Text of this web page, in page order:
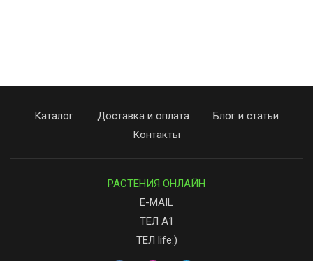
Каталог Доставка и оплата
Блог и статьи
Контакты
РАСТЕНИЯ ОНЛАЙН
E-MAIL
ТЕЛ А1
ТЕЛ life:)